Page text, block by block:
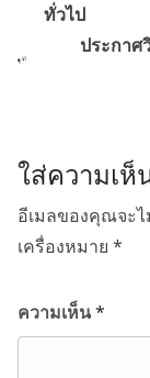
ทั่วไป
ประกาศ
ใส่ความเห็
อีเมลของคุณจะ
เครื่องหมาย *
ความเห็น*